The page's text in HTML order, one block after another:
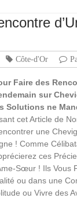
Côte-d'Or
Faire des
sur
Solutions ne
cet Article de
une
! Comme
ces
Sœur ! Ils Vous
ou dans une
ou Vivre des